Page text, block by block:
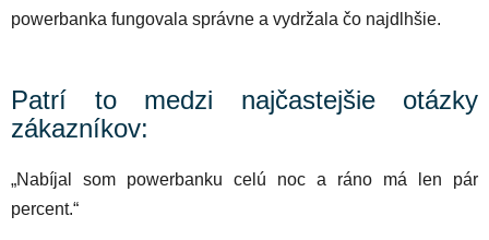
powerbanka fungovala správne a vydržala čo najdlhšie.
Patrí to medzi najčastejšie otázky
zákazníkov:
„Nabíjal som powerbanku celú noc a ráno má len pár
percent.“